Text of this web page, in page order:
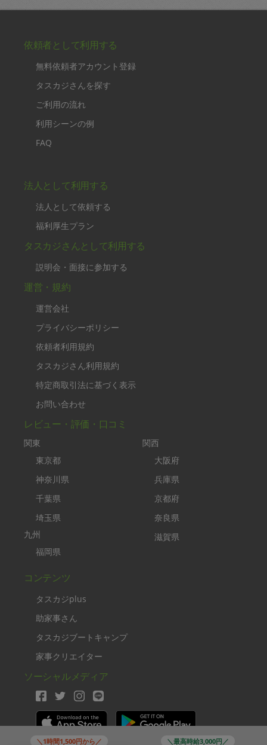
＼1時間1,500円から／ ＼最高時給3,000円／
依頼者として利用する
無料依頼者アカウント登録
タスカジさんを探す
ご利用の流れ
利用シーンの例
FAQ
法人として利用する
法人として依頼する
福利厚生プラン
タスカジさんとして利用する
説明会・面接に参加する
運営・規約
運営会社
プライバシーポリシー
依頼者利用規約
タスカジさん利用規約
特定商取引法に基づく表示
お問い合わせ
レビュー・評価・口コミ
関東
東京都
神奈川県
千葉県
埼玉県
九州
福岡県
関西
大阪府
兵庫県
京都府
奈良県
滋賀県
コンテンツ
タスカジplus
助家事さん
タスカジブートキャンプ
家事クリエイター
ソーシャルメディア